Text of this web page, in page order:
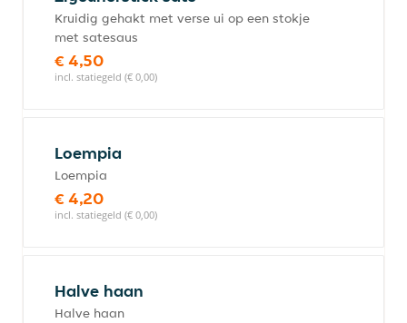
Kruidig gehakt met verse ui op een stokje
met satesaus
€ 4,50
incl. statiegeld (€ 0,00)
Loempia
Loempia
€ 4,20
incl. statiegeld (€ 0,00)
Halve haan
Halve haan